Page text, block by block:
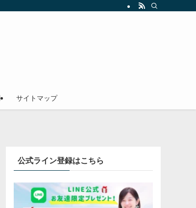
サイトマップ
公式ライン登録はこちら